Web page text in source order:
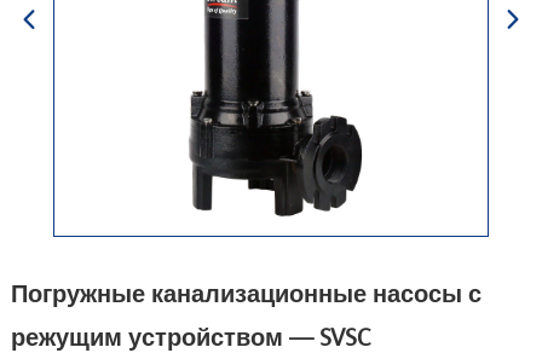
Погружные канализационные насосы с
режущим устройством — SVSC